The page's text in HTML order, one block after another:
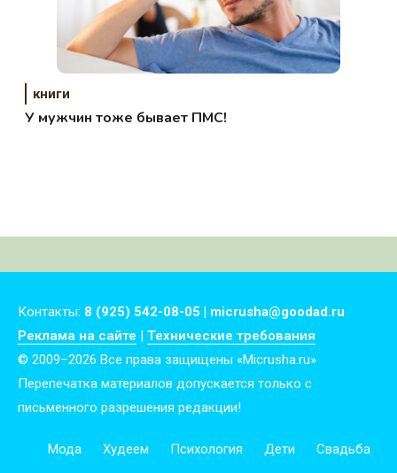
книги
У мужчин тоже бывает ПМС!
Контакты: 8 (925) 542-08-05 | micrusha@goodad.ru
Реклама на сайте
Технические требования
© 2009–2026 Все права защищены «Micrusha.ru»
Перепечатка материалов допускается только с
письменного разрешения редакции!
Мода Худеем Психология Дети Свадьба